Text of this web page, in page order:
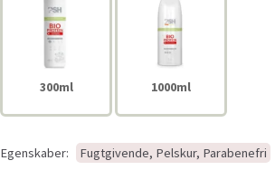
300ml 1000ml
Egenskaber: Fugtgivende, Pelskur, Parabenefri